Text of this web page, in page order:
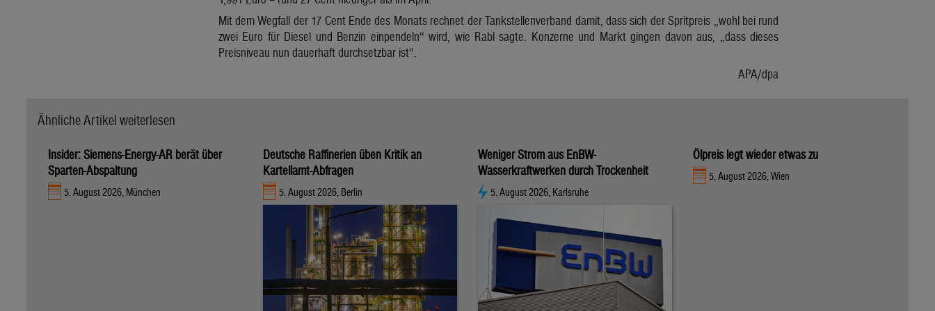
Mit dem Wegfall der 17 Cent Ende des Monats rechnet der Tankstellenverband damit, dass sich der Spritpreis „wohl bei rund
zwei Euro für Diesel und Benzin einpendeln“ wird, wie Rabl sagte. Konzerne und Markt gingen davon aus, „dass dieses
Preisniveau nun dauerhaft durchsetzbar ist“.
APA/dpa
Ähnliche Artikel weiterlesen
Insider: Siemens-Energy-AR berät über
Sparten-Abspaltung
5. August 2026, München
Deutsche Raffinerien üben Kritik an
Kartellamt-Abfragen
5. August 2026, Berlin
Weniger Strom aus EnBW-
Wasserkraftwerken durch Trockenheit
5. August 2026, Karlsruhe
Ölpreis legt wieder etwas zu
5. August 2026, Wien